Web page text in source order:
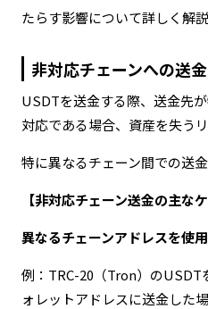
たらす影響について詳しく解説
非対応チェーンへの送
USDTを送金する際、送金先
対応である場合、資産を失う
特に異なるチェーン間での送
【非対応チェーン送金の主なケ
異なるチェーンアドレスを使
例：TRC-20（Tron）の
ォレットアドレスに送金した